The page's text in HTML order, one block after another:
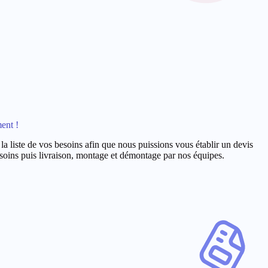
!
liste de vos besoins afin que nous puissions vous établir un devis
puis livraison, montage et démontage par nos équipes.